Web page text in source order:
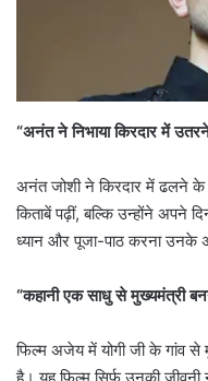
“अनंत ने निभाया किरदार में
अनंत जोशी ने किरदार में ढलने
किताबें पढ़ीं, बल्कि उन्होंने अपने
ध्यान और पूजा-पाठ करना उनके
“कहानी एक साधु से मुख्यमंत्री
फिल्म अजेय में योगी जी के गांव से